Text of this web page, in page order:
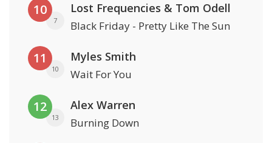
10
7
Lost Frequencies & Tom Odell
Black Friday - Pretty Like The Sun
11
10
Myles Smith
Wait For You
12
13
Alex Warren
Burning Down